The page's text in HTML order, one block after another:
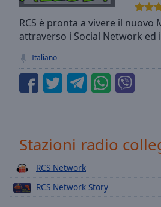
Stream
TypeLIVE
Seek to
currently
behind
LIVE
Remaining
Time-
Playback
Rate
Chapters
RCS è pronta a vivere il
attraverso i Social Network ed
Italiano
Stazioni radio
RCS Network
RCS Network Story